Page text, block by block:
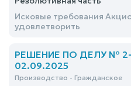
Исковые требования
удовлетворить
РЕШЕНИЕ ПО ДЕЛУ №
02.09.2025
Производство - Гражданское